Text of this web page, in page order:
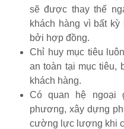
sẽ được thay thế
khách hàng vì bất
bởi hợp đồng.
Chỉ huy mục tiêu
an toàn tại mục tiêu,
khách hàng.
Có quan hệ ngoại
phương, xây dựng
cường lực lượng khi